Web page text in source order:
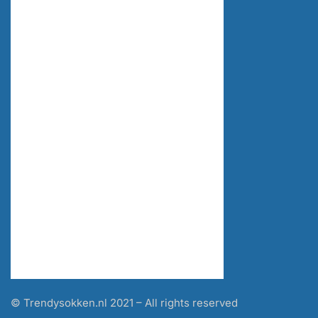
© Trendysokken.nl 2021 – All rights reserved